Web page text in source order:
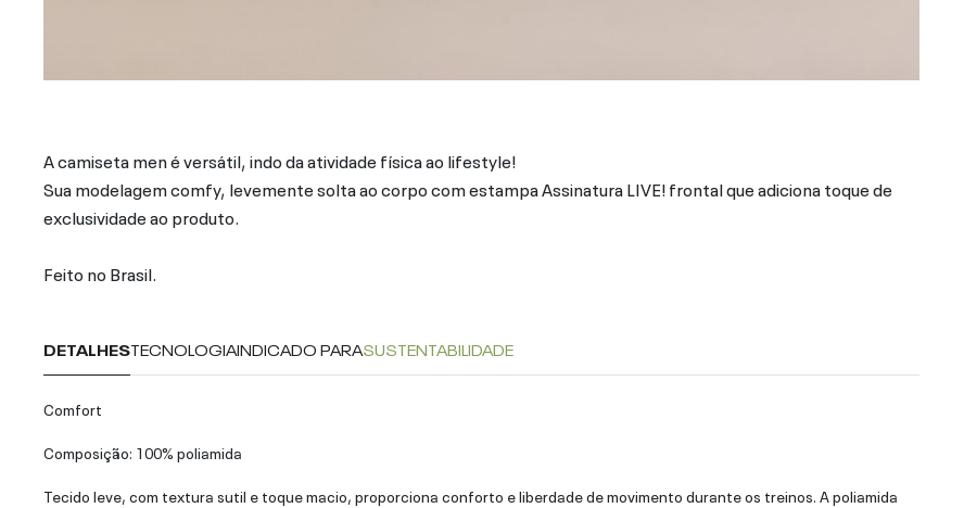
A camiseta men é versátil, indo da atividade física ao lifestyle!
Sua modelagem comfy, levemente solta ao corpo com estampa Assinatura LIVE! frontal que adiciona toque de
exclusividade ao produto.
Feito no Brasil.
DETALHESTECNOLOGIAINDICADO PARASUSTENTABILIDADE
Comfort
Composição: 100% poliamida
Tecido leve, com textura sutil e toque macio, proporciona conforto e liberdade de movimento durante os treinos. A poliamida